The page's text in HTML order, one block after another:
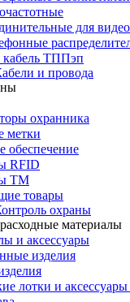
для
ТППэп
и провода
охранника
метки
обеспечение
RFID
ТМ
товары
охраны
материалы
и аксессуары
изделия
лотки и